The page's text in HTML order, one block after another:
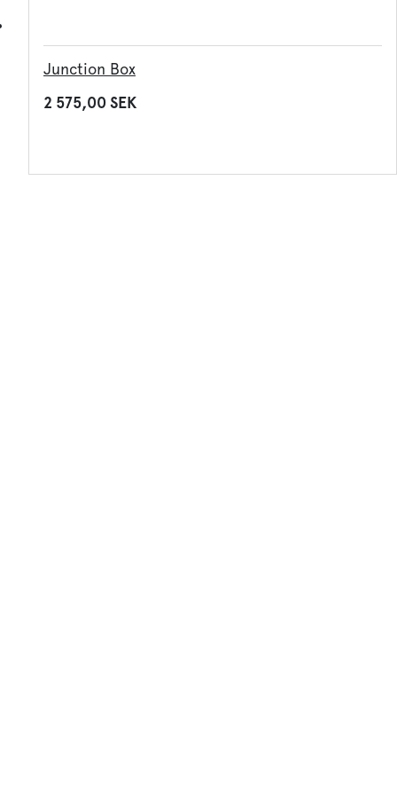
Junction Box
2 575,00 SEK